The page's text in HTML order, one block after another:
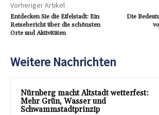
Vorheriger Artikel
Entdecken Sie die Eifelstadt: Ein
Reisebericht über die schönsten
Orte und Aktivitäten
Die
Weitere Nachrichten
Nürnberg macht Altstadt wetterfest:
Mehr Grün, Wasser und
Schwammstadtprinzip